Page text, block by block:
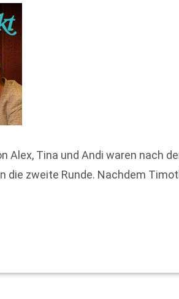
Alex, Tina und Andi waren nach
die zweite Runde. Nachdem